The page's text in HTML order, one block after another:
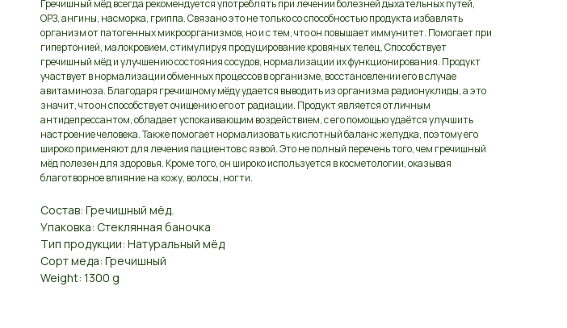
Гречишный мёд всегда рекомендуется употреблять при лечении болезней дыхательных путей,
ОРЗ, ангины, насморка, гриппа. Связано это не только со способностью продукта избавлять
организм от патогенных микроорганизмов, но и с тем, что он повышает иммунитет. Помогает при
гипертонией, малокровием, стимулируя продуцирование кровяных телец. Способствует
гречишный мёд и улучшению состояния сосудов, нормализации их функционирования. Продукт
участвует в нормализации обменных процессов в организме, восстановлении его в случае
авитаминоза. Благодаря гречишному мёду удается выводить из организма радионуклиды, а это
значит, что он способствует очищению его от радиации. Продукт является отличным
антидепрессантом, обладает успокаивающим воздействием, с его помощью удаётся улучшить
настроение человека. Также помогает нормализовать кислотный баланс желудка, поэтому его
широко применяют для лечения пациентов с язвой. Это не полный перечень того, чем гречишный
мёд полезен для здоровья. Кроме того, он широко используется в косметологии, оказывая
благотворное влияние на кожу, волосы, ногти.
Состав: Гречишный мёд.
Упаковка: Стеклянная баночка
Тип продукции: Натуральный мёд
Сорт меда: Гречишный
Weight: 1300 g